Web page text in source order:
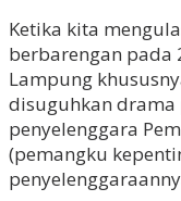
Ketika kita
berbarengan pada
Lampung
disuguhkan
penyelenggara
(pemangku